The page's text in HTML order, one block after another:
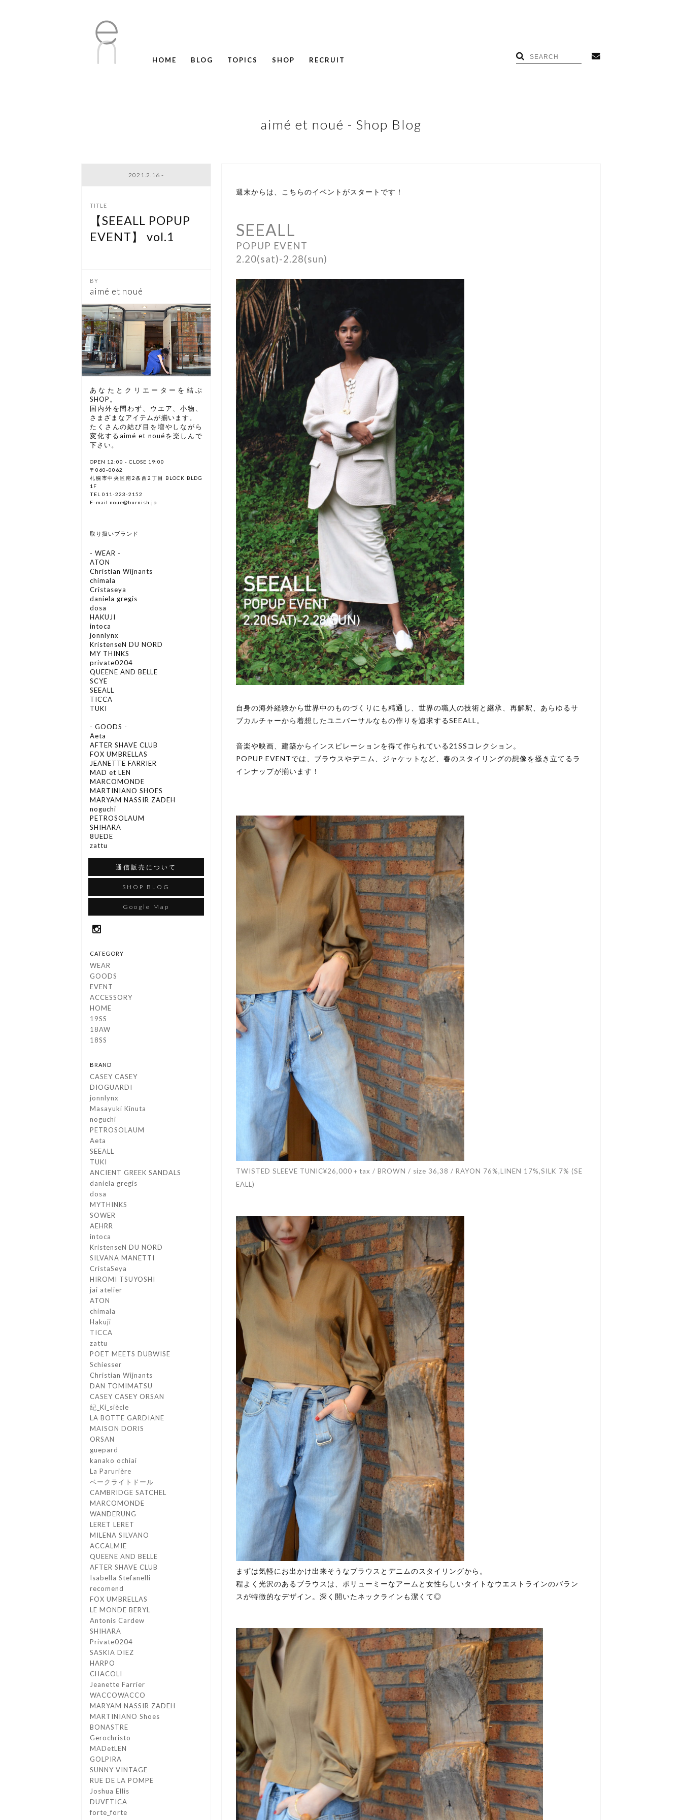
HOME BLOG
TOPICS
SHOP RECRUIT
aimé et noué - Shop Blog
2021.2.16 -
【SEEALL POPUP
EVENT】 vol.1
週末からは、こちらのイベントがスタートです！
SEEALL
POPUP EVENT
2.20(sat)-2.28(sun)
自身の海外経験から世界中のものづくりにも精通し、世界の職人の技術と継承、再解釈、あらゆるサ
ブカルチャーから着想したユニバーサルなもの作りを追求するSEEALL。
音楽や映画、建築からインスピレーションを得て作られている21SSコレクション。
POPUP EVENTでは、ブラウスやデニム、ジャケットなど、春のスタイリングの想像を掻き立てるラ
インナップが揃います！
TWISTED SLEEVE TUNIC¥26,000＋tax / BROWN / size 36,38 / RAYON 76%,LINEN 17%,SILK 7% (SE
EALL)
まずは気軽にお出かけ出来そうなブラウスとデニムのスタイリングから。
程よく光沢のあるブラウスは、ボリューミーなアームと女性らしいタイトなウエストラインのバラン
スが特徴的なデザイン。深く開いたネックラインも潔くて◎
aimé et noué
あなたとクリエーターを結ぶ
SHOP。
国内外を問わず、ウエア、小物、
さまざまなアイテムが揃います。
たくさんの結び目を増やしながら
変化するaimé et nouéを楽しんで
下さい。
OPEN 12:00 - CLOSE 19:00
〒060-0062
札幌市中央区南2条西2丁目 BLOCK BLDG
1F
TEL 011-223-2152
E-mail noue@burnish.jp
取り扱いブランド
- WEAR -
ATON
Christian Wijnants
chimala
Cristaseya
daniela gregis
dosa
HAKUJI
intoca
jonnlynx
KristenseN DU NORD
MY THINKS
private0204
QUEENE AND BELLE
SCYE
SEEALL
TICCA
TUKI
- GOODS -
Aeta
AFTER SHAVE CLUB
FOX UMBRELLAS
JEANETTE FARRIER
MAD et LEN
MARCOMONDE
MARTINIANO SHOES
MARYAM NASSIR ZADEH
noguchi
PETROSOLAUM
SHIHARA
8UEDE
zattu
通信販売について
SHOP BLOG
Google Map
CATEGORY
WEAR
GOODS
EVENT
ACCESSORY
HOME
19SS
18AW
18SS
BRAND
CASEY CASEY
DIOGUARDI
jonnlynx
Masayuki Kinuta
noguchi
PETROSOLAUM
Aeta
SEEALL
TUKI
ANCIENT GREEK SANDALS
daniela gregis
dosa
MYTHINKS
SOWER
AEHRR
intoca
KristenseN DU NORD
SILVANA MANETTI
CristaSeya
HIROMI TSUYOSHI
jai atelier
ATON
chimala
Hakuji
TICCA
zattu
POET MEETS DUBWISE
Schiesser
Christian Wijnants
DAN TOMIMATSU
CASEY CASEY ORSAN
紀_Ki_siècle
LA BOTTE GARDIANE
MAISON DORIS
ORSAN
guepard
kanako ochiai
La Parurière
ベークライトドール
CAMBRIDGE SATCHEL
MARCOMONDE
WANDERUNG
LERET LERET
MILENA SILVANO
ACCALMIE
QUEENE AND BELLE
AFTER SHAVE CLUB
Isabella Stefanelli
recomend
FOX UMBRELLAS
LE MONDE BERYL
Antonis Cardew
SHIHARA
Private0204
SASKIA DIEZ
HARPO
CHACOLI
Jeanette Farrier
WACCOWACCO
MARYAM NASSIR ZADEH
MARTINIANO Shoes
BONASTRE
Gerochristo
MADetLEN
GOLPIRA
SUNNY VINTAGE
RUE DE LA POMPE
Joshua Ellis
DUVETICA
forte_forte